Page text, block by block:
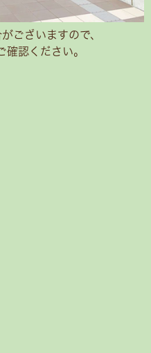
ございますので、
確認ください。